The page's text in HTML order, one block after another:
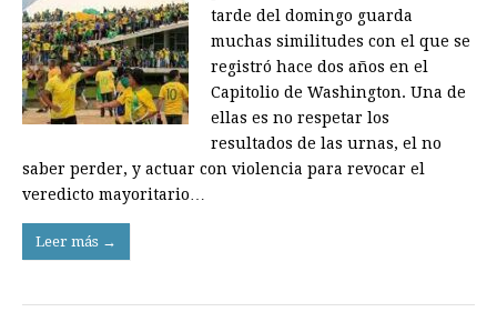
tarde del domingo guarda
muchas similitudes con el que se
registró hace dos años en el
Capitolio de Washington. Una de
ellas es no respetar los
resultados de las urnas, el no
saber perder, y actuar con violencia para revocar el
veredicto mayoritario…
Leer más →